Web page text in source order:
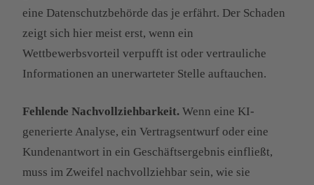
eine Datenschutzbehörde das je erfährt. Der Schaden
zeigt sich hier meist erst, wenn ein
Wettbewerbsvorteil verpufft ist oder vertrauliche
Informationen an unerwarteter Stelle auftauchen.
Fehlende Nachvollziehbarkeit. Wenn eine KI-
generierte Analyse, ein Vertragsentwurf oder eine
Kundenantwort in ein Geschäftsergebnis einfließt,
muss im Zweifel nachvollziehbar sein, wie sie